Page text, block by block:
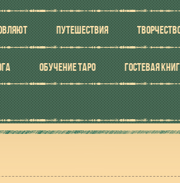
ПУТЕШЕСТВИЯ
ОБУЧЕНИЕ ТАРО ГОСТЕВАЯ